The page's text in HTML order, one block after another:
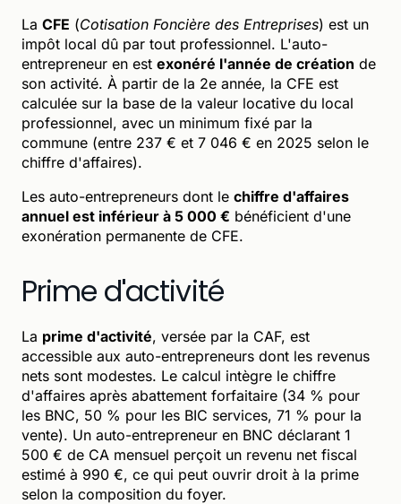
La CFE (Cotisation Foncière des Entreprises) est un
impôt local dû par tout professionnel. L'auto-
entrepreneur en est exonéré l'année de création de
son activité. À partir de la 2e année, la CFE est
calculée sur la base de la valeur locative du local
professionnel, avec un minimum fixé par la
commune (entre 237 € et 7 046 € en 2025 selon le
chiffre d'affaires).
Les auto-entrepreneurs dont le chiffre d'affaires
annuel est inférieur à 5 000 € bénéficient d'une
exonération permanente de CFE.
Prime d'activité
La prime d'activité, versée par la CAF, est
accessible aux auto-entrepreneurs dont les revenus
nets sont modestes. Le calcul intègre le chiffre
d'affaires après abattement forfaitaire (34 % pour
les BNC, 50 % pour les BIC services, 71 % pour la
vente). Un auto-entrepreneur en BNC déclarant 1
500 € de CA mensuel perçoit un revenu net fiscal
estimé à 990 €, ce qui peut ouvrir droit à la prime
selon la composition du foyer.